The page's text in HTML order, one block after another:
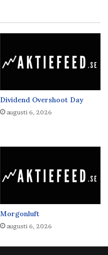
Dividend Overshoot Day
augusti 6, 2026
Morgonluft
augusti 6, 2026